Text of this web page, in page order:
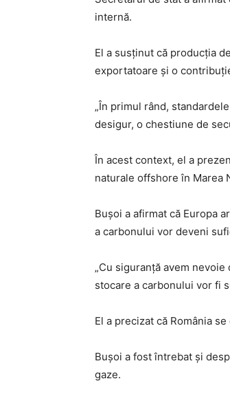
internă.
El a susținut că producția
exportatoare și o
„În primul rând,
desigur, o chestiune de
În acest context, el a
naturale offshore în Marea
Bușoi a afirmat că Europa
a carbonului vor deveni
„Cu siguranță avem
stocare a carbonului vor fi
El a precizat că România
Bușoi a fost întrebat și
gaze.